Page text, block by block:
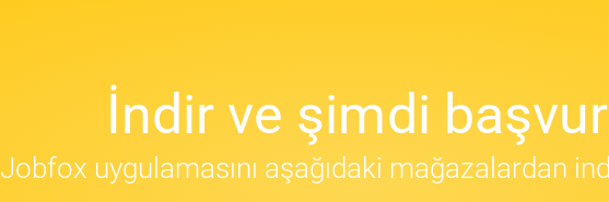
İndir ve şimdi
Jobfox uygulamasını aşağıdaki mağazalardan